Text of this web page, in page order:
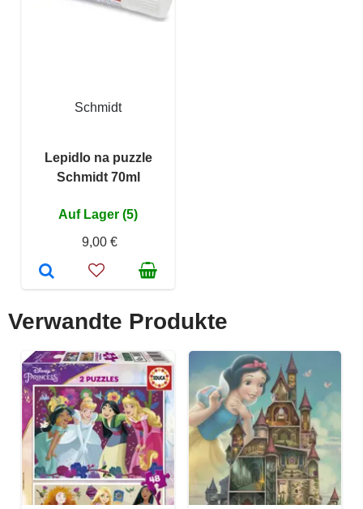
Schmidt
Lepidlo na puzzle
Schmidt 70ml
Auf Lager (5)
9,00 €
Verwandte Produkte